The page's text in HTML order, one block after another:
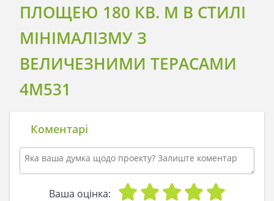
ПЛОЩЕЮ 180 КВ. М В СТИЛІ
МІНІМАЛІЗМУ З
ВЕЛИЧЕЗНИМИ ТЕРАСАМИ
4M531
Коментарі
Ваша оцінка: